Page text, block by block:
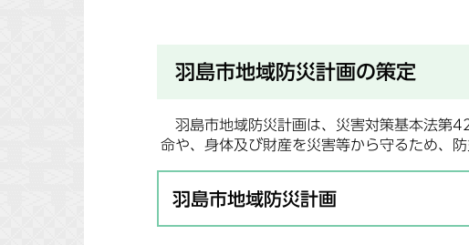
羽島市地域防災計画の策定
羽島市地域防災計画は、災害対策基本法第
命や、身体及び財産を災害等から守るため、
羽島市地域防災計画